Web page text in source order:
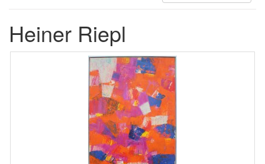
Heiner Riepl